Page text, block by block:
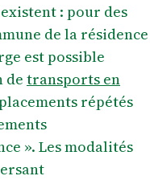
: pour des
de la résidence
est possible
de transports en
répétés
». Les modalités